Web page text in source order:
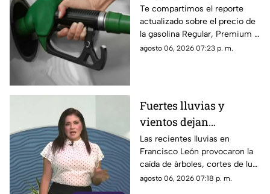
Diésel en Chiapas:
costo por municipio
este viernes 7 de agosto
Te compartimos el reporte
actualizado sobre el precio de
la gasolina Regular, Premium y
Diésel en las estaciones de
agosto 06, 2026 07:23 p. m.
Fuertes lluvias y
vientos dejan
viviendas dañadas en
Francisco León,
Chiapas
Las recientes lluvias en
Francisco León provocaron la
caída de árboles, cortes de luz
y daños en casas de la
agosto 06, 2026 07:18 p. m.